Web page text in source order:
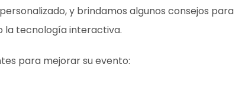
y brindamos algunos consejos para
la tecnología interactiva.
para mejorar su evento: